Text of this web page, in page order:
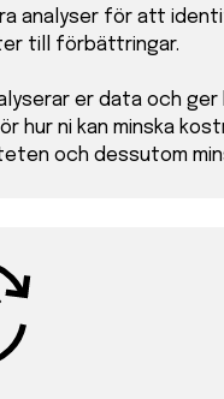
analyser för att
till förbättringar.
er data och
hur ni kan minska
och dessutom